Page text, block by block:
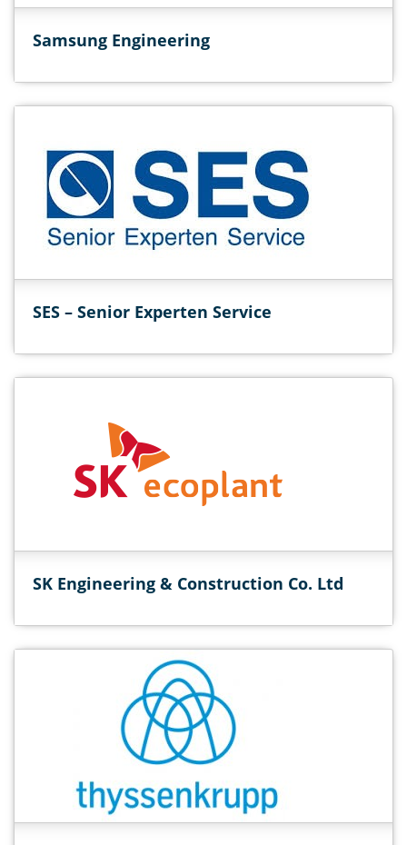
Samsung Engineering
SES – Senior Experten Service
SK Engineering & Construction Co. Ltd